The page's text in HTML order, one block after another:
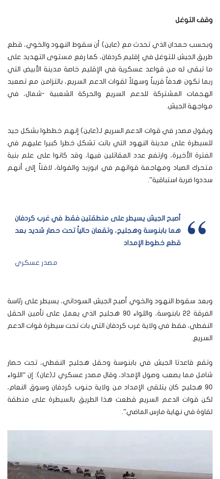
وقف التوغل
وبحسب حمدان الذي تحدث مع (عاين) أن سقوط النهود والخوي، قطع
طريق الجيش للتوغل في إقليم كردفان، كما رفع مستوى التهديد على
ما تبقى له من قواعد عسكرية في الإقليم خاصة مدينة الأبيض التي
ربما تكون هدفاً قريباً وسهلاً لقوات الدعم السريع، بالتزامن مع تصعيد
الهجمات المشتركة للدعم السريع والحركة الشعبية -شمال، في
مواجهة الجيش.
ويقول مصدر في قوات الدعم السريع لـ(عاين) إنهم خططوا بشكل جيد
للسيطرة على مدينة النهود التي باتت تشكل خطرا كبيرا عليهم في
الفترة الأخيرة، وارتفع عدد المقاتلين فيها، وقد كانوا على علم بنية
متحرك الصياد ومهاجمة قواتهم في ابوزبد والفولة، لافتاً إلى أنهم
سددوا ضربة استباقية”.
أصبح الجيش يسيطر على منطقتين فقط في غرب كردفان
هما بابنوسة وهجليج، وتقعان حالياً تحت حصار شديد بعد
قطع خطوط الإمداد
مصدر عسكري
وبعد سقوط النهود والخوي أصبح الجيش السوداني، يسيطر على رئاسة
الفرقة 22 بابنوسة، واللواء 90 هجليج الذي يعمل على تأمين الحقل
النفطي، فقط في ولاية غرب كردفان التي بات تحت سيطرة قوات الدعم
السريع.
وتقع قاعدتا الجيش في بابنوسة وحقل هجليج النفطي، تحت حصار
شامل مما يصعب وصول الإمداد، وقال مصدر عسكري لـ(عان): إن “اللواء
90 هجليج كان يتلقى الإمداد من ولاية جنوب كردفان وسوق النعام،
لكن قوات الدعم السريع قطعت هذا الطريق بالسيطرة على منطقة
لقاوة في نهاية مارس الماضي”.